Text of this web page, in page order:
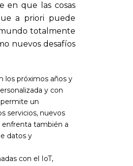
en que las cosas
a priori puede
totalmente
nuevos desafíos
los próximos años y
y con
permite un
servicios, nuevos
enfrenta también a
datos y
con el IoT,